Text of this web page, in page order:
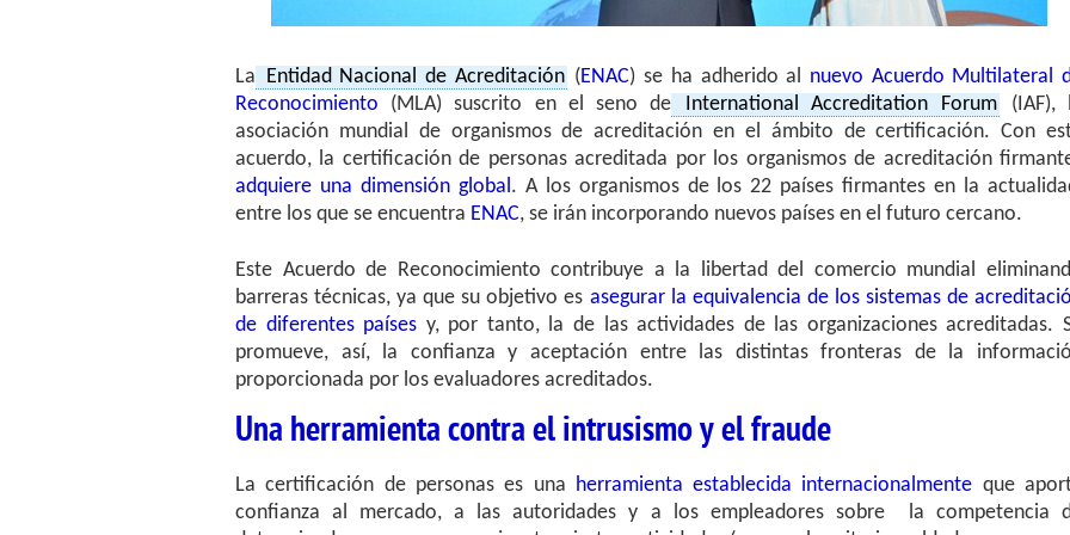
La Entidad Nacional de Acreditación (ENAC) se ha adherido al nuevo Acuerdo Multilateral
Reconocimiento (MLA) suscrito en el seno de International Accreditation Forum
(IAF),
asociación mundial de organismos de acreditación en el ámbito de certificación. Con
acuerdo, la certificación de personas acreditada por los organismos de acreditación
adquiere una dimensión global. A los organismos de los 22 países firmantes en la
entre los que se encuentra ENAC, se irán incorporando nuevos países en el futuro cercano.
Este Acuerdo de Reconocimiento contribuye a la libertad del comercio mundial
barreras técnicas, ya que su objetivo es asegurar la equivalencia de los sistemas de
de diferentes países y, por tanto, la de las actividades de las organizaciones acreditadas.
promueve, así, la confianza y aceptación entre las distintas fronteras de la
proporcionada por los evaluadores acreditados.
Una herramienta contra el intrusismo y el fraude
La certificación de personas es una herramienta establecida internacionalmente que
confianza al mercado, a las autoridades y a los empleadores sobre la competencia